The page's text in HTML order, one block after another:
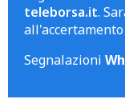
teleborsa.it.
Segnalazioni